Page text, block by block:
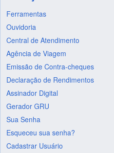
Ferramentas
Ouvidoria
Central de Atendimento
Agência de Viagem
Emissão de Contra-cheques
Declaração de Rendimentos
Assinador Digital
Gerador GRU
Sua Senha
Esqueceu sua senha?
Cadastrar Usuário